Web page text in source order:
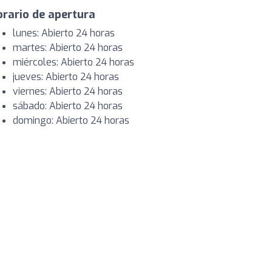
de apertura
lunes: Abierto 24 horas
martes: Abierto 24 horas
miércoles: Abierto 24 horas
jueves: Abierto 24 horas
viernes: Abierto 24 horas
sábado: Abierto 24 horas
domingo: Abierto 24 horas